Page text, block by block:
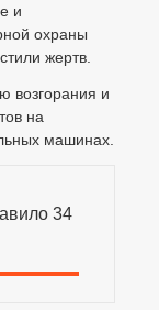
и
охраны
жертв.
возгорания и
на
машинах.
34